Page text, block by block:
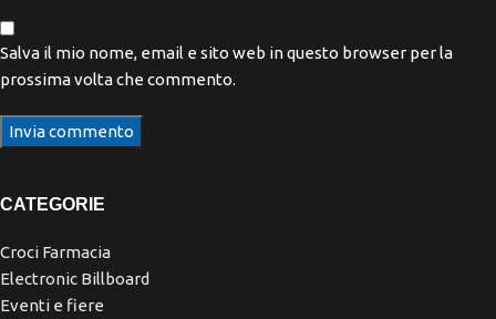
Salva il mio nome, email e sito web in questo browser per la
prossima volta che commento.
CATEGORIE
Croci Farmacia
Electronic Billboard
Eventi e fiere